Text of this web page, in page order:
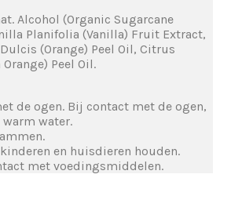
Alcohol (Organic Sugarcane
Planifolia (Vanilla) Fruit Extract,
(Orange) Peel Oil, Citrus
Peel Oil.
de ogen. Bij contact met de ogen,
water.
en huisdieren houden.
met voedingsmiddelen.